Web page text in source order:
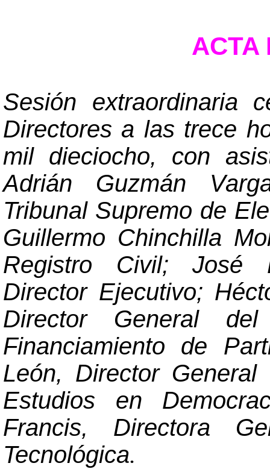
ACTA
Sesión extraordinaria
Directores a las trece
mil dieciocho, con
Adrián Guzmán
Tribunal Supremo de
Guillermo Chinchilla
Registro Civil; José
Director Ejecutivo;
Director General
Financiamiento de
León, Director
Estudios en
Francis, Directora
Tecnológica.